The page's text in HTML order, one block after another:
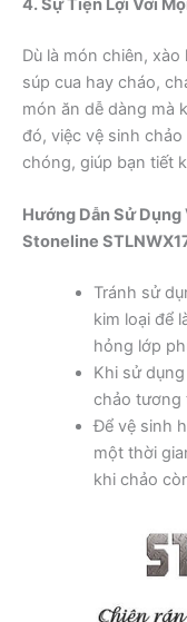
4. Sự Tiện Lợi Với
Dù là món chiên,
súp cua hay cháo,
món ăn dễ dàng mà
đó, việc vệ sinh
chóng, giúp bạn tiết
Hướng Dẫn Sử Dụng
Stoneline
Tránh sử
kim loại để
hỏng lớp
Khi sử
chảo tương
Để vệ sinh
một thời
khi chảo